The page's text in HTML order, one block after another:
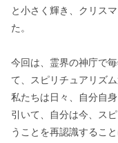
と小さく輝き、クリス
た。
今回は、霊界の神庁で
て、スピリチュアリズ
私たちは日々、自分自
引いて、自分は今、ス
うことを再認識するこ